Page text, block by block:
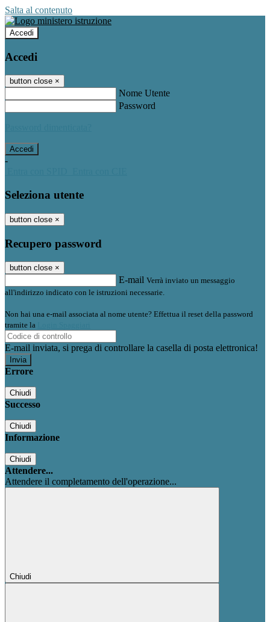
Salta al contenuto
Accedi
Accedi
button close ×
Nome Utente
Password
-
Seleziona utente
button close ×
Recupero password
button close ×
E-mail Verrà inviato un messaggio
all'indirizzo indicato con le istruzioni necessarie.
Non hai una e-mail associata al nome utente? Effettua il reset della password
tramite la
E-mail inviata, si prega di controllare la casella di posta elettronica!
Errore
Chiudi
Successo
Chiudi
Informazione
Chiudi
Attendere...
Attendere il completamento dell'operazione...
Chiudi